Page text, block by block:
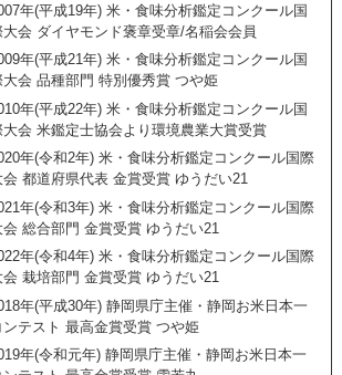
年(平成19年) 米・食味分析鑑定コンクール国
大会 ダイヤモンド褒章受章/名稲会会員
年(平成21年) 米・食味分析鑑定コンクール国
大会 品種部門 特別優秀賞 つや姫
年(平成22年) 米・食味分析鑑定コンクール国
大会 米鑑定士協会より環境農業大賞受賞
年(令和2年) 米・食味分析鑑定コンクール国際
会 都道府県代表 金賞受賞 ゆうだい21
年(令和3年) 米・食味分析鑑定コンクール国際
会 総合部門 金賞受賞 ゆうだい21
年(令和4年) 米・食味分析鑑定コンクール国際
会 栽培部門 金賞受賞 ゆうだい21
年(平成30年) 静岡県庁主催・静岡お米日本一
ンテスト 最高金賞受賞 つや姫
年(令和元年) 静岡県庁主催・静岡お米日本一